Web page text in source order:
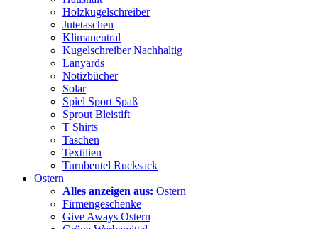
Holzkugelschreiber
Jutetaschen
Klimaneutral
Kugelschreiber Nachhaltig
Lanyards
Notizbücher
Solar
Spiel Sport Spaß
Sprout Bleistift
T Shirts
Taschen
Textilien
Turnbeutel Rucksack
Ostern
Alles anzeigen aus: Ostern
Firmengeschenke
Give Aways Ostern